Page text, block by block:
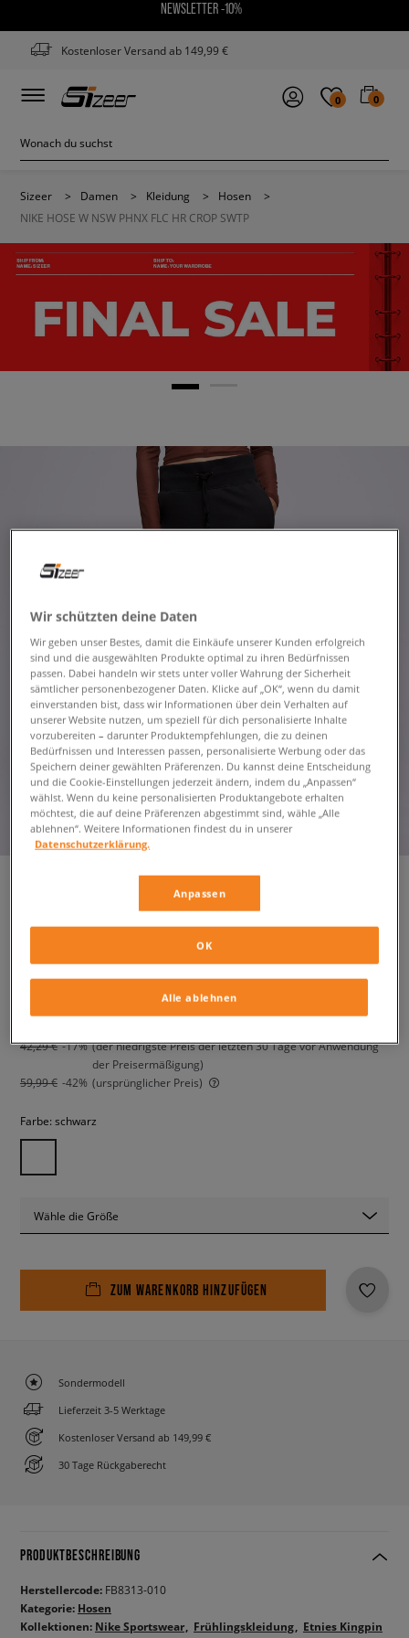
NEWSLETTER -10%
Kostenloser Versand ab 149,99 €
0 0
Sizeer > Damen > Kleidung > Hosen
>
NIKE HOSE W NSW PHNX FLC HR CROP SWTP
NIKE HOSE W NSW PHNX FLC
damen, hosen
34,99 €
42,29 € -17% (der niedrigste Preis der letzten 30 Tage vor Anwendung
der Preisermäßigung)
59,99 € -42% (ursprünglicher Preis)
Farbe: schwarz
Wähle die Größe
ZUM WARENKORB HINZUFÜGEN
Sondermodell
Lieferzeit 3-5 Werktage
Kostenloser Versand ab 149,99 €
30 Tage Rückgaberecht
PRODUKTBESCHREIBUNG
Herstellercode: FB8313-010
Kategorie: Hosen
Kollektionen: Nike Sportswear Frühlingskleidung
Etnies Kingpin
Wir schützten deine Daten
Wir geben unser Bestes, damit die Einkäufe unserer Kunden erfolgreich
sind und die ausgewählten Produkte optimal zu ihren Bedürfnissen
passen. Dabei handeln wir stets unter voller Wahrung der Sicherheit
sämtlicher personenbezogener Daten. Klicke auf „OK“, wenn du damit
einverstanden bist, dass wir Informationen über dein Verhalten auf
unserer Website nutzen, um speziell für dich personalisierte Inhalte
vorzubereiten – darunter Produktempfehlungen, die zu deinen
Bedürfnissen und Interessen passen, personalisierte Werbung oder das
Speichern deiner gewählten Präferenzen. Du kannst deine Entscheidung
und die Cookie-Einstellungen jederzeit ändern, indem du „Anpassen“
wählst. Wenn du keine personalisierten Produktangebote erhalten
möchtest, die auf deine Präferenzen abgestimmt sind, wähle „Alle
ablehnen“. Weitere Informationen findest du in unserer
Datenschutzerklärung.
Anpassen
Alle ablehnen
OK